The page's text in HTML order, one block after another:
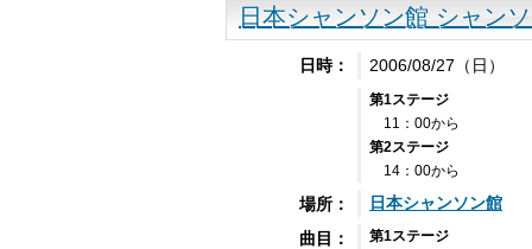
日本シャンソン館 シャン
日時： 2006/08/27（日）
第1ステージ
11：00から
第2ステージ
14：00から
場所：
日本シャンソン館
曲目：
第1ステージ